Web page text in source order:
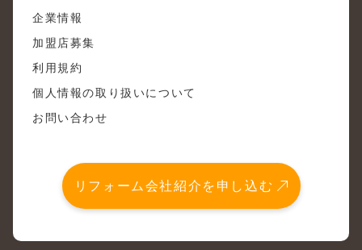
企業情報
加盟店募集
利用規約
個人情報の取り扱いについて
お問い合わせ
リフォーム会社紹介を申し込む